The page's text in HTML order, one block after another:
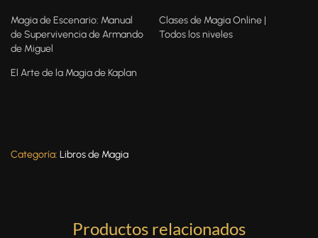
Magia de Escenario: Manual
de Supervivencia de Armando
de Miguel
Clases de Magia Online |
Todos los niveles
El Arte de la Magia de Kaplan
Categoría: Libros de Magia
Productos relacionados